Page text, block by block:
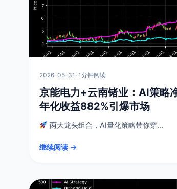
2026-05-31 · 1分钟阅读
京能电力+云南锗业：AI策略
年化收益882%引爆市场
两大龙头组合，AI量化策略带你穿...
继续阅读 →